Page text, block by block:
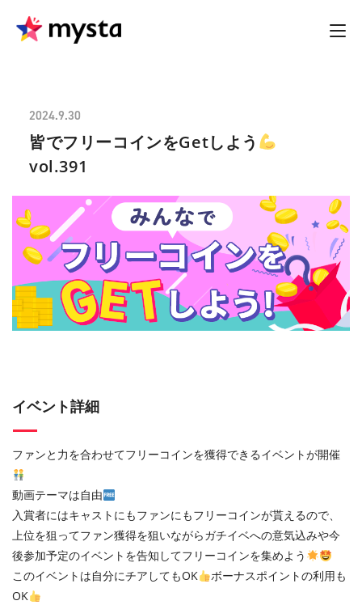
2024.9.30
皆でフリーコインをGetしよう
vol.391
イベント詳細
ファンと力を合わせてフリーコインを獲得できるイベントが開催
動画テーマは自由
入賞者にはキャストにもファンにもフリーコインが貰えるので、
上位を狙ってファン獲得を狙いながらガチイベへの意気込みや今
後参加予定のイベントを告知してフリーコインを集めよう
このイベントは自分にチアしてもOK
ボーナスポイントの利用も
OK